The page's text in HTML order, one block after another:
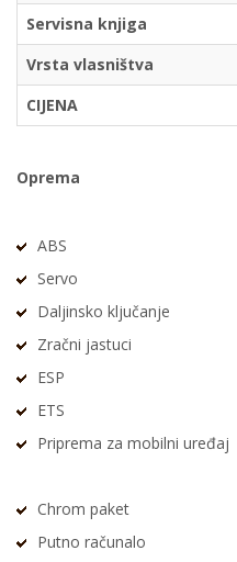
Servisna knjiga
Vrsta vlasništva
CIJENA
Oprema
ABS
Servo
Daljinsko ključanje
Zračni jastuci
ESP
ETS
Priprema za mobilni uređaj
Chrom paket
Putno računalo